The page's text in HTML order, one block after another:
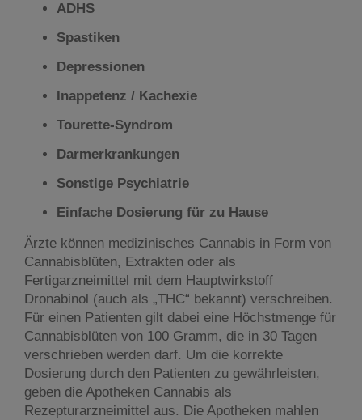
ADHS
Spastiken
Depressionen
Inappetenz / Kachexie
Tourette-Syndrom
Darmerkrankungen
Sonstige Psychiatrie
Einfache Dosierung für zu Hause
Ärzte können medizinisches Cannabis in Form von
Cannabisblüten, Extrakten oder als
Fertigarzneimittel mit dem Hauptwirkstoff
Dronabinol (auch als „THC“ bekannt) verschreiben.
Für einen Patienten gilt dabei eine Höchstmenge für
Cannabisblüten von 100 Gramm, die in 30 Tagen
verschrieben werden darf. Um die korrekte
Dosierung durch den Patienten zu gewährleisten,
geben die Apotheken Cannabis als
Rezepturarzneimittel aus. Die Apotheken mahlen